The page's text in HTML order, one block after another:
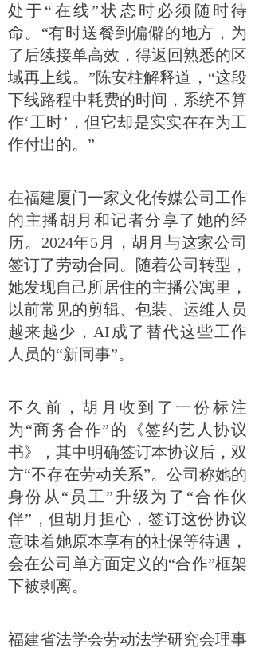
处于“在线”状态时必须随时待
命。“有时送餐到偏僻的地方，为
了后续接单高效，得返回熟悉的区
域再上线。”陈安柱解释道，“这段
下线路程中耗费的时间，系统不算
作‘工时’，但它却是实实在在为工
作付出的。”
在福建厦门一家文化传媒公司工作
的主播胡月和记者分享了她的经
历。2024年5月，胡月与这家公司
签订了劳动合同。随着公司转型，
她发现自己所居住的主播公寓里，
以前常见的剪辑、包装、运维人员
越来越少，AI成了替代这些工作
人员的“新同事”。
不久前，胡月收到了一份标注
为“商务合作”的《签约艺人协议
书》，其中明确签订本协议后，双
方“不存在劳动关系”。公司称她的
身份从“员工”升级为了“合作伙
伴”，但胡月担心，签订这份协议
意味着她原本享有的社保等待遇，
会在公司单方面定义的“合作”框架
下被剥离。
福建省法学会劳动法学研究会理事